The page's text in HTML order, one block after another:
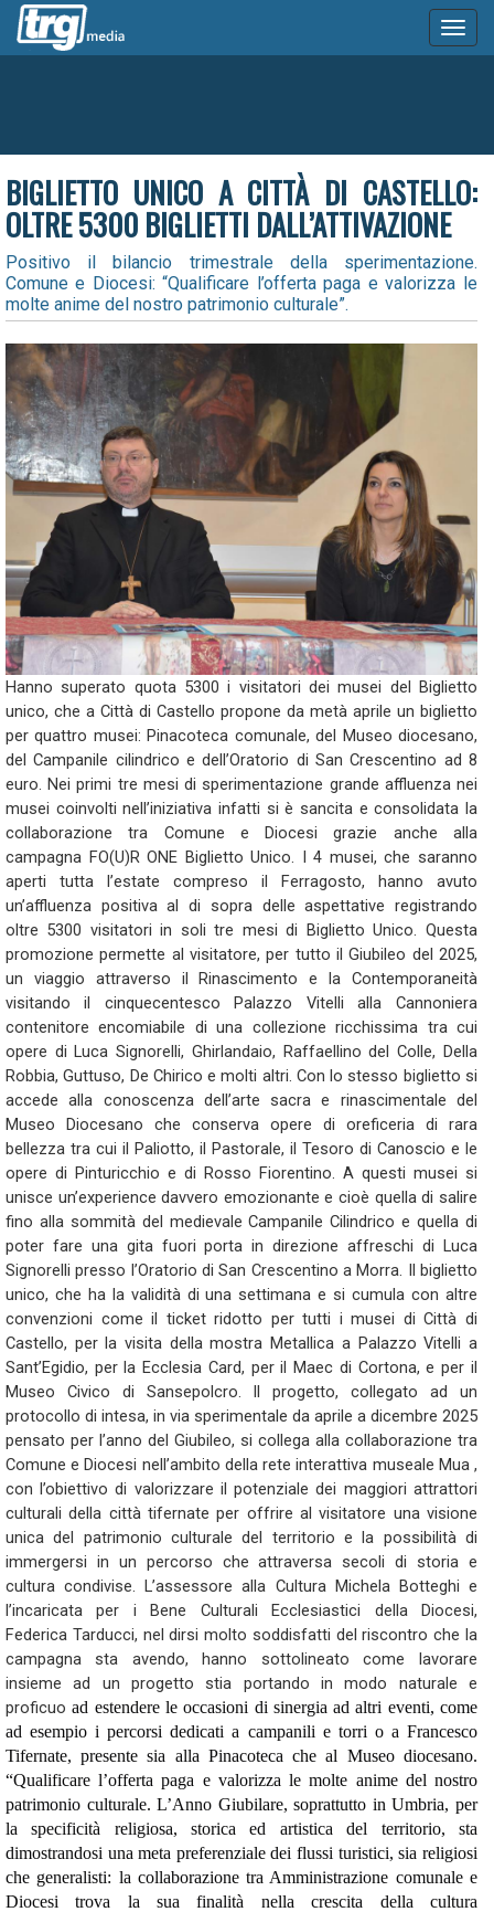
BIGLIETTO UNICO A CITTÀ DI CASTELLO:
OLTRE 5300 BIGLIETTI DALL’ATTIVAZIONE
Positivo il bilancio trimestrale della sperimentazione.
Comune e Diocesi: “Qualificare l’offerta paga e valorizza le
molte anime del nostro patrimonio culturale”.
Hanno superato quota 5300 i visitatori dei musei del Biglietto
unico, che a Città di Castello propone da metà aprile un biglietto
per quattro musei: Pinacoteca comunale, del Museo diocesano,
del Campanile cilindrico e dell’Oratorio di San Crescentino ad 8
euro. Nei primi tre mesi di sperimentazione grande affluenza nei
musei coinvolti nell’iniziativa infatti si è sancita e consolidata la
collaborazione tra Comune e Diocesi grazie anche alla
campagna FO(U)R ONE Biglietto Unico. I 4 musei, che saranno
aperti tutta l’estate compreso il Ferragosto, hanno avuto
un’affluenza positiva al di sopra delle aspettative registrando
oltre 5300 visitatori in soli tre mesi di Biglietto Unico. Questa
promozione permette al visitatore, per tutto il Giubileo del 2025,
un viaggio attraverso il Rinascimento e la Contemporaneità
visitando il cinquecentesco Palazzo Vitelli alla Cannoniera
contenitore encomiabile di una collezione ricchissima tra cui
opere di Luca Signorelli, Ghirlandaio, Raffaellino del Colle, Della
Robbia, Guttuso, De Chirico e molti altri. Con lo stesso biglietto si
accede alla conoscenza dell’arte sacra e rinascimentale del
Museo Diocesano che conserva opere di oreficeria di rara
bellezza tra cui il Paliotto, il Pastorale, il Tesoro di Canoscio e le
opere di Pinturicchio e di Rosso Fiorentino. A questi musei si
unisce un’experience davvero emozionante e cioè quella di salire
fino alla sommità del medievale Campanile Cilindrico e quella di
poter fare una gita fuori porta in direzione affreschi di Luca
Signorelli presso l’Oratorio di San Crescentino a Morra. Il biglietto
unico, che ha la validità di una settimana e si cumula con altre
convenzioni come il ticket ridotto per tutti i musei di Città di
Castello, per la visita della mostra Metallica a Palazzo Vitelli a
Sant’Egidio, per la Ecclesia Card, per il Maec di Cortona, e per il
Museo Civico di Sansepolcro. Il progetto, collegato ad un
protocollo di intesa, in via sperimentale da aprile a dicembre 2025
pensato per l’anno del Giubileo, si collega alla collaborazione tra
Comune e Diocesi nell’ambito della rete interattiva museale Mua ,
con l’obiettivo di valorizzare il potenziale dei maggiori attrattori
culturali della città tifernate per offrire al visitatore una visione
unica del patrimonio culturale del territorio e la possibilità di
immergersi in un percorso che attraversa secoli di storia e
cultura condivise. L’assessore alla Cultura Michela Botteghi e
l’incaricata per i Bene Culturali Ecclesiastici della Diocesi,
Federica Tarducci, nel dirsi molto soddisfatti del riscontro che la
campagna sta avendo, hanno sottolineato come lavorare
insieme ad un progetto stia portando in modo naturale e
proficuoad estendere le occasioni di sinergia ad altri eventi, come
ad esempio i percorsi dedicati a campanili e torri o a Francesco
Tifernate, presente sia alla Pinacoteca che al Museo diocesano.
“Qualificare l’offerta paga e valorizza le molte anime del nostro
patrimonio culturale. L’Anno Giubilare, soprattutto in Umbria, per
la specificità religiosa, storica ed artistica del territorio, sta
dimostrandosi una meta preferenziale dei flussi turistici, sia religiosi
che generalisti: la collaborazione tra Amministrazione comunale e
Diocesi trova la sua finalità nella crescita della cultura